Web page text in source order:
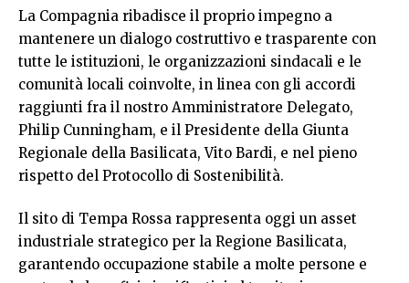
La Compagnia ribadisce il proprio impegno a
mantenere un dialogo costruttivo e trasparente con
tutte le istituzioni, le organizzazioni sindacali e le
comunità locali coinvolte, in linea con gli accordi
raggiunti fra il nostro Amministratore Delegato,
Philip Cunningham, e il Presidente della Giunta
Regionale della Basilicata, Vito Bardi, e nel pieno
rispetto del Protocollo di Sostenibilità.
Il sito di Tempa Rossa rappresenta oggi un asset
industriale strategico per la Regione Basilicata,
garantendo occupazione stabile a molte persone e